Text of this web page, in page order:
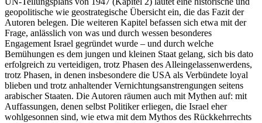
geopolitische wie geostrategische Übersicht ein, die das Fazit der
Autoren belegen. Die weiteren Kapitel befassen sich etwa mit der
Frage, anlässlich von was und durch wessen besonderes
Engagement Israel gegründet wurde – und durch welche
Bemühungen es dem jungen und kleinen Staat gelang, sich bis dato
erfolgreich zu verteidigen, trotz Phasen des Alleingelassenwerdens,
trotz Phasen, in denen insbesondere die USA als Verbündete loyal
blieben und trotz anhaltender Vernichtungsanstrengungen seitens
arabischer Staaten. Die Autoren räumen auch mit Mythen auf: mit
Auffassungen, denen selbst Politiker erliegen, die Israel eher
wohlgesonnen sind, wie etwa mit dem Mythos des Rückkehrrechts